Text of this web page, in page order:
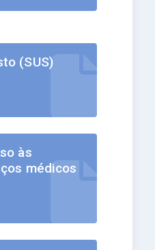
(SUS)
às
médicos